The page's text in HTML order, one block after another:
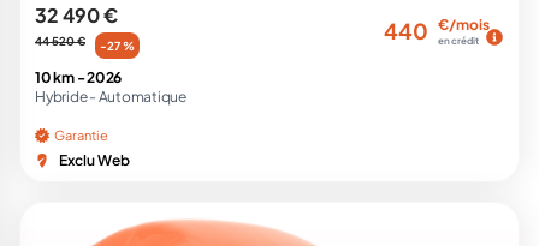
32 490 €
44 520 € -27 %
440 €/mois
en crédit
10 km -2026
Hybride - Automatique
Garantie
Exclu Web